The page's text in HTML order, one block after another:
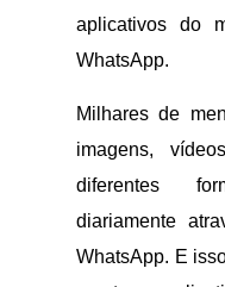
aplicativos do
WhatsApp.
Milhares de
imagens,
diferentes
diariamente
WhatsApp. E